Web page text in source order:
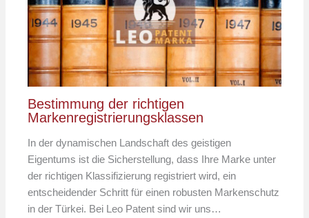
Bestimmung der richtigen
Markenregistrierungsklassen
In der dynamischen Landschaft des geistigen
Eigentums ist die Sicherstellung, dass Ihre Marke unter
der richtigen Klassifizierung registriert wird, ein
entscheidender Schritt für einen robusten Markenschutz
in der Türkei. Bei Leo Patent sind wir uns…